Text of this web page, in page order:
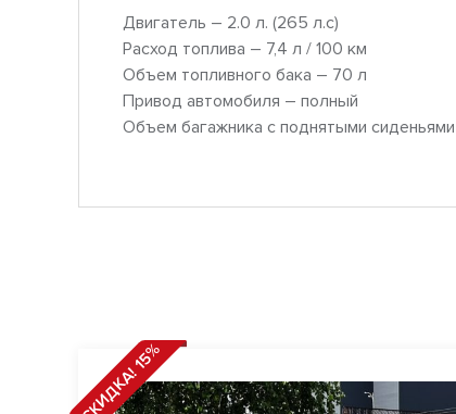
Двигатель – 2.0 л. (265 л.с)
Расход топлива – 7,4 л / 100 км
Объем топливного бака – 70 л
Привод автомобиля – полный
Объем багажника с поднятыми
СКИДКА! 15%